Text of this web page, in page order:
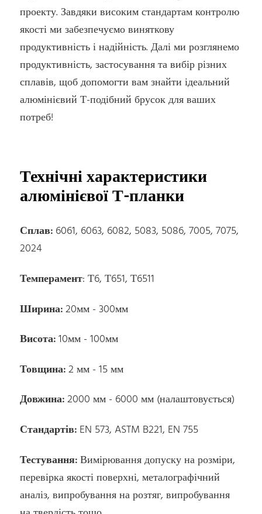
проекту. Завдяки високим стандартам контролю
якості ми забезпечуємо виняткову
продуктивність і надійність. Далі ми розглянемо
продуктивність, застосування та вибір різних
сплавів, щоб допомогти вам знайти ідеальний
алюмінієвий Т-подібний брусок для ваших
потреб!
Технічні характеристики
алюмінієвої Т-планки
Сплав: 6061, 6063, 6082, 5083, 5086, 7005, 7075,
2024
Темперамент: Т6, Т651, Т6511
Ширина:20мм - 300мм
Висота:10мм - 100мм
Товщина:2 мм - 15 мм
Довжина:2000 мм - 6000 мм (налаштовується)
Стандартів: EN 573, ASTM B221, EN 755
Тестування:Вимірювання допуску на розміри,
перевірка якості поверхні, металографічний
аналіз, випробування на розтяг, випробування